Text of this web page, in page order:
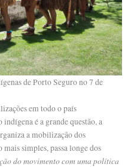
de Porto Seguro no 7 de
em todo o país
é a grande questão, a
a mobilização dos
simples, passa longe dos
do movimento com uma política